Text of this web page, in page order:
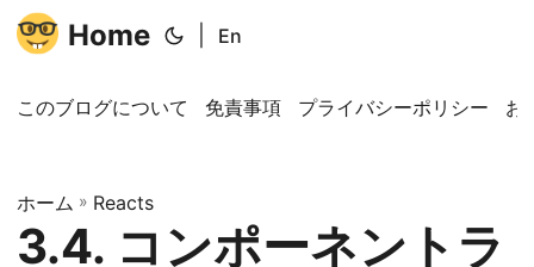
Home En
このブログについて 免責事項 プライバシーポリシー お
ホーム » Reacts
3.4. コンポーネントラ